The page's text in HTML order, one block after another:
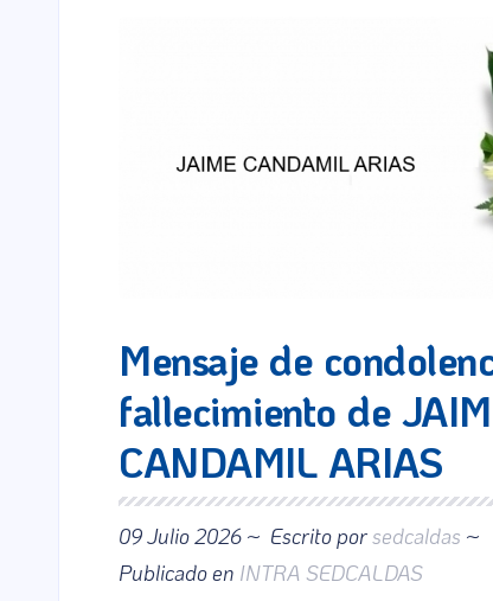
Mensaje de
fallecimiento de
CANDAMIL ARIAS
09 Julio 2026 ~ Escrito porsedcaldas ~
Publicado en INTRA SEDCALDAS